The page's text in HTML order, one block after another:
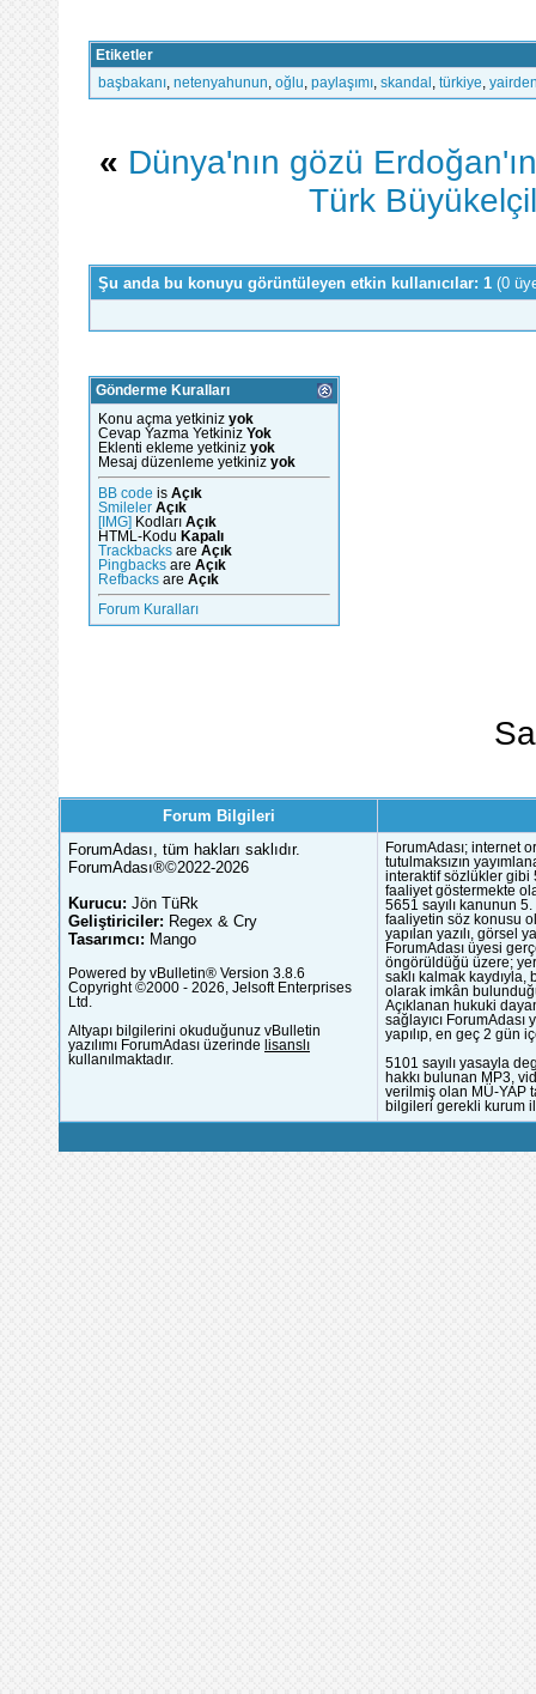
Etiketler
başbakanı netenyahunun oğlu paylaşımı skandal türkiye
« Dünya'nın gözü
Türk
Şu anda bu konuyu görüntüleyen etkin kullanıcılar: 1 (0
Gönderme Kuralları
Konu açma yetkiniz yok
Cevap Yazma Yetkiniz Yok
Eklenti ekleme yetkiniz yok
Mesaj düzenleme yetkiniz yok
BB code is Açık
Smileler Açık
[IMG] Kodları Açık
HTML-Kodu Kapalı
Trackbacks are Açık
Pingbacks are Açık
Refbacks are Açık
Forum Kuralları
Forum Bilgileri
ForumAdası, tüm hakları saklıdır.
ForumAdası®©2022-2026
Kurucu: Jön TüRk
Geliştiriciler: Regex & Cry
Tasarımcı: Mango
Powered by vBulletin® Version 3.8.6
Copyright ©2000 - 2026, Jelsoft Enterprises
Ltd.
Altyapı bilgilerini okuduğunuz vBulletin
yazılımı ForumAdası üzerinde lisanslı
kullanılmaktadır.
ForumAdası; internet
tutulmaksızın
interaktif sözlükler gibi
faaliyet göstermekte
5651 sayılı kanunun
faaliyetin söz konusu
yapılan yazılı, görsel
ForumAdası üyesi
öngörüldüğü üzere;
saklı kalmak
olarak imkân
Açıklanan hukuki
sağlayıcı
yapılıp, en geç 2 gün
5101 sayılı yasayla
hakkı bulunan MP3,
verilmiş olan MÜ-YAP
bilgileri gerekli kurum